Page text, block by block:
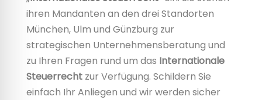
ihren Mandanten an den drei Standorten
München, Ulm und Günzburg zur
strategischen Unternehmensberatung und
zu Ihren Fragen rund um das Internationale
Steuerrechtzur Verfügung. Schildern Sie
einfach Ihr Anliegen und wir werden sicher